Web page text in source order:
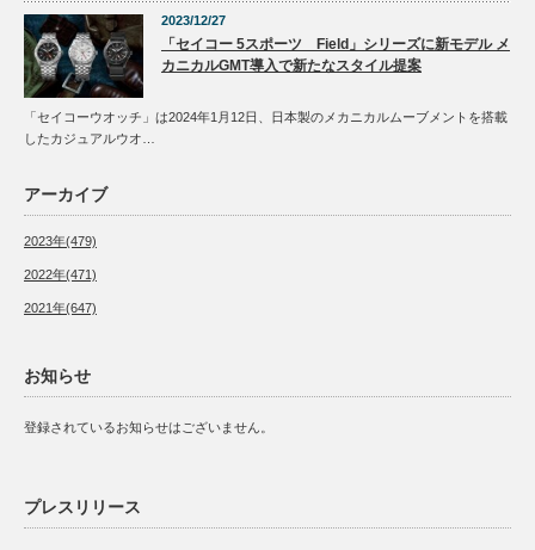
2023/12/27
「セイコー 5スポーツ Field」シリーズに新モデル メ
カニカルGMT導入で新たなスタイル提案
「セイコーウオッチ」は2024年1月12日、日本製のメカニカルムーブメントを搭載
したカジュアルウオ…
アーカイブ
2023年(479)
2022年(471)
2021年(647)
お知らせ
登録されているお知らせはございません。
プレスリリース